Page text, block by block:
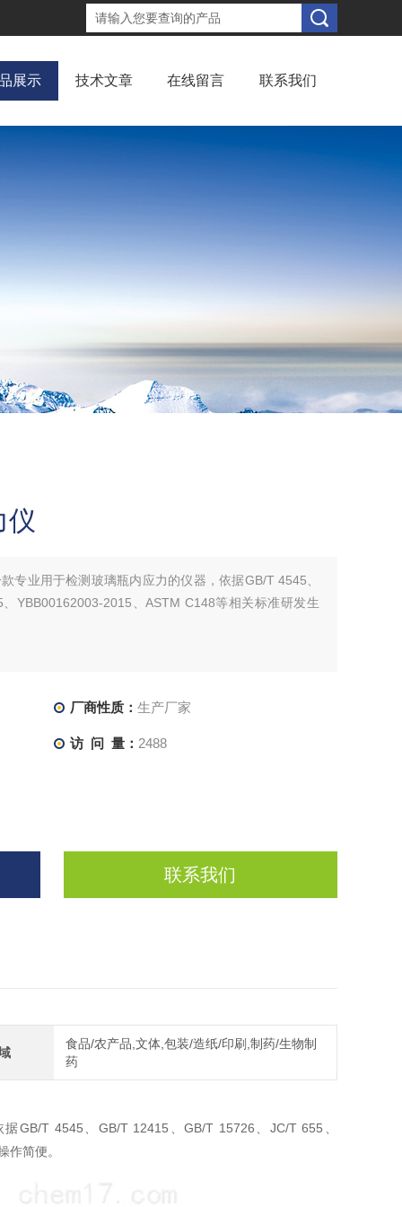
展示 技术文章 在线留言 联系我们
仪
专业用于检测玻璃瓶内应力的仪器，依据GB/T 4545、
YBB00162003-2015、ASTM C148等相关标准研发生
厂商性质： 生产厂家
访 问 量： 2488
联系我们
食品/农产品,文体,包装/造纸/印刷,制药/生物制
药
GB/T 4545、GB/T 12415、GB/T 15726、JC/T 655、
简便。